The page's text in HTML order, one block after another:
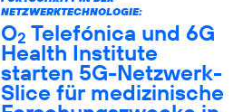
NETZWERKTECHNOLOGIE:
O2 Telefónica und 6G
Health Institute
starten 5G-Netzwerk-
Slice für medizinische